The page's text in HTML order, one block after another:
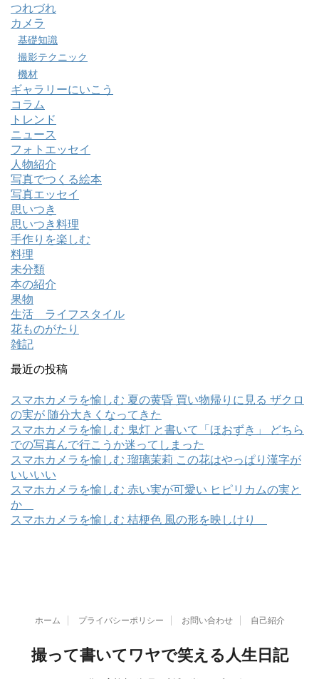
つれづれ
カメラ
基礎知識
撮影テクニック
機材
ギャラリーにいこう
コラム
トレンド
ニュース
フォトエッセイ
人物紹介
写真でつくる絵本
写真エッセイ
思いつき
思いつき料理
手作りを楽しむ
料理
未分類
本の紹介
果物
生活 ライフスタイル
花ものがたり
雑記
最近の投稿
スマホカメラを愉しむ 夏の黄昏 買い物帰りに見る ザクロ
の実が 随分大きくなってきた
スマホカメラを愉しむ 鬼灯 と書いて「ほおずき」 どちら
での写真んで行こうか迷ってしまった
スマホカメラを愉しむ 瑠璃茉莉 この花はやっぱり漢字が
いいいい
スマホカメラを愉しむ 赤い実が可愛い ヒピリカムの実と
か
スマホカメラを愉しむ 桔梗色 風の形を映しけり
ホーム プライバシーポリシー お問い合わせ 自己紹介
撮って書いてワヤで笑える人生日記